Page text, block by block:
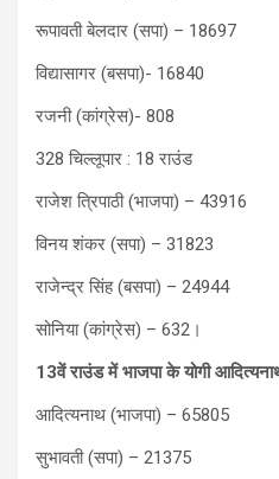
रूपावती बेलदार (सपा) – 18697
विद्यासागर (बसपा)- 16840
रजनी (कांग्रेस)- 808
328 चिल्लूपार : 18 राउंड
राजेश त्रिपाठी (भाजपा) – 43916
विनय शंकर (सपा) – 31823
राजेन्द्र सिंह (बसपा) – 24944
सोनिया (कांग्रेस) – 632।
13वें राउंड में भाजपा के योगी
आदित्यनाथ (भाजपा) – 65805
सुभावती (सपा) – 21375